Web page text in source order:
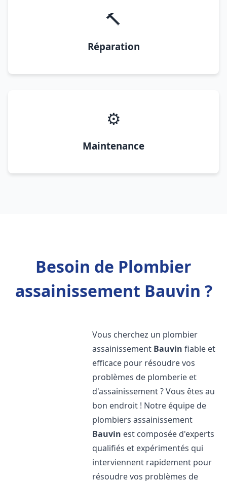
🔨
Réparation
⚙️
Maintenance
Besoin de Plombier
assainissement Bauvin ?
Vous cherchez un plombier
assainissement Bauvin fiable et
efficace pour résoudre vos
problèmes de plomberie et
d'assainissement ? Vous êtes au
bon endroit ! Notre équipe de
plombiers assainissement
Bauvin est composée d'experts
qualifiés et expérimentés qui
interviennent rapidement pour
résoudre vos problèmes de